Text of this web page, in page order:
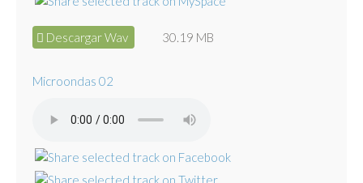
Descargar Wav 30.19 MB
Microondas 02